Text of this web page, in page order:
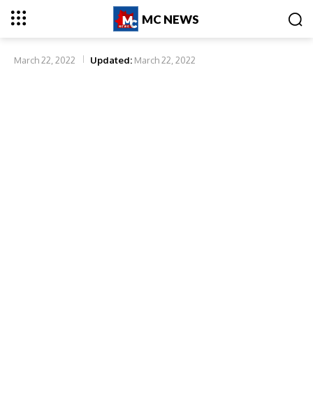
MC NEWS
March 22, 2022 Updated: March 22, 2022